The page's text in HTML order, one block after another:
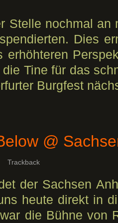
Stelle nochmal an
Dies
erhöhteren
Tine für das
Burgfest
@
Trackback
der Sachsen
heute direkt in
die Bühne von